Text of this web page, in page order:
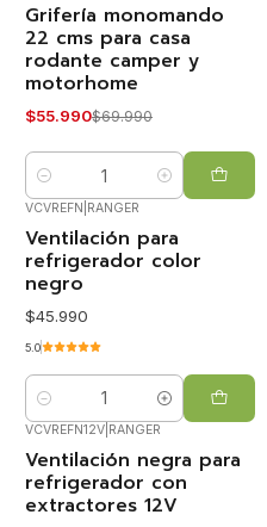
-20%
OFF
Grifería monomando
22 cms para casa
rodante camper y
motorhome
$55.990$69.990
Cantidad
VCVREFN RANGER
Ventilación para
refrigerador color
negro
$45.990
5.0
Cantidad
VCVREFN12V RANGER
Ventilación negra para
refrigerador con
extractores 12V